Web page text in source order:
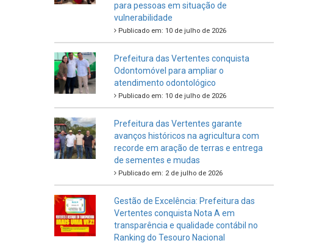
para pessoas em situação de
vulnerabilidade
Publicado em: 10 de julho de 2026
Prefeitura das Vertentes conquista
Odontomóvel para ampliar o
atendimento odontológico
Publicado em: 10 de julho de 2026
Prefeitura das Vertentes garante
avanços históricos na agricultura com
recorde em aração de terras e entrega
de sementes e mudas
Publicado em: 2 de julho de 2026
Gestão de Excelência: Prefeitura das
Vertentes conquista Nota A em
transparência e qualidade contábil no
Ranking do Tesouro Nacional